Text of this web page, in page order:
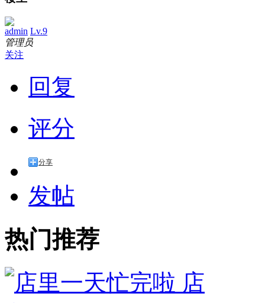
admin Lv.9
管理员
关注
回复
评分
分享
发帖
热门推荐